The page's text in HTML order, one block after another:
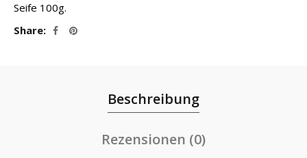
Seife 100g.
Share
Beschreibung
Rezensionen (0)